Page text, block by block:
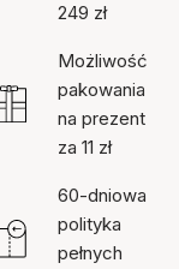
249 zł
Możliwość
pakowania
na prezent
za 11 zł
60-dniowa
polityka
pełnych